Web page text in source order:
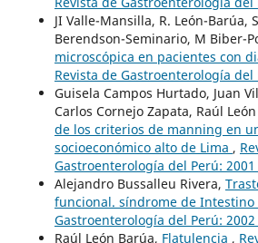
JI Valle-Mansilla, R. León-Barúa,
Berendson-Seminario, M Biber-
microscópica en pacientes con
Revista de Gastroenterología del
Guisela Campos Hurtado, Juan
Carlos Cornejo Zapata, Raúl
de los criterios de manning en
socioeconómico alto de Lima ,
Gastroenterología del Perú: 2001
Alejandro Bussalleu Rivera,
funcional. síndrome de
Gastroenterología del Perú: 2002
Raúl León Barúa, Flatulencia ,